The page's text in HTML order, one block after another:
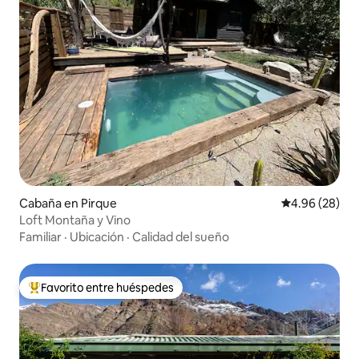
Cabaña en Pirque Calificación
4.96 (28)
Loft Montaña y Vino
Familiar · Ubicación · Calidad del sueño
De los mejores en Favorito entre huéspedes
Favorito entre huéspedes